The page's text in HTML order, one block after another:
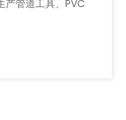
产管道工具、PVC